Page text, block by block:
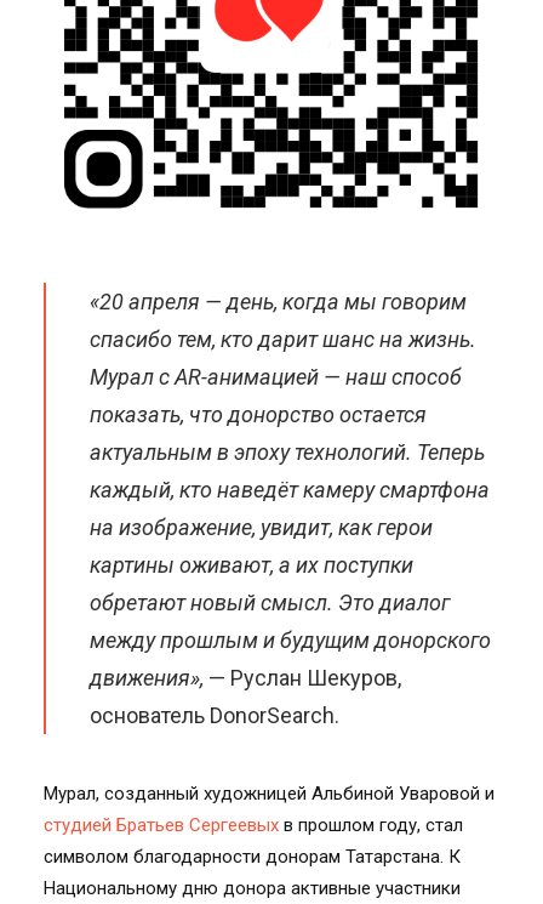
«20 апреля — день, когда мы говорим
спасибо тем, кто дарит шанс на жизнь.
Мурал с AR-анимацией — наш способ
показать, что донорство остается
актуальным в эпоху технологий. Теперь
каждый, кто наведёт камеру смартфона
на изображение, увидит, как герои
картины оживают, а их поступки
обретают новый смысл. Это диалог
между прошлым и будущим донорского
движения», — Руслан Шекуров,
основатель DonorSearch.
Мурал, созданный художницей Альбиной Уваровой и
студией Братьев Сергеевых в прошлом году, стал
символом благодарности донорам Татарстана. К
Национальному дню донора активные участники